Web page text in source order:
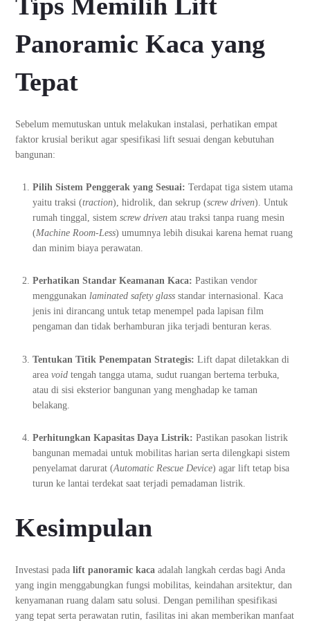
Panoramic Kaca yang
Tepat
Sebelum memutuskan untuk melakukan instalasi, perhatikan empat
faktor krusial berikut agar spesifikasi lift sesuai dengan kebutuhan
bangunan:
Pilih Sistem Penggerak yang Sesuai: Terdapat tiga sistem utama
yaitu traksi (traction), hidrolik, dan sekrup (screw driven). Untuk
rumah tinggal, sistemscrew driven atau traksi tanpa ruang mesin
(Machine Room-Less) umumnya lebih disukai karena hemat ruang
dan minim biaya perawatan.
Perhatikan Standar Keamanan Kaca: Pastikan vendor
menggunakanlaminated safety glass standar internasional. Kaca
jenis ini dirancang untuk tetap menempel pada lapisan film
pengaman dan tidak berhamburan jika terjadi benturan keras.
Tentukan Titik Penempatan Strategis: Lift dapat diletakkan di
areavoid tengah tangga utama, sudut ruangan bertema terbuka,
atau di sisi eksterior bangunan yang menghadap ke taman
belakang.
Perhitungkan Kapasitas Daya Listrik: Pastikan pasokan listrik
bangunan memadai untuk mobilitas harian serta dilengkapi sistem
penyelamat darurat (Automatic Rescue Device) agar lift tetap bisa
turun ke lantai terdekat saat terjadi pemadaman listrik.
Kesimpulan
Investasi padalift panoramic kaca adalah langkah cerdas bagi Anda
yang ingin menggabungkan fungsi mobilitas, keindahan arsitektur, dan
kenyamanan ruang dalam satu solusi. Dengan pemilihan spesifikasi
yang tepat serta perawatan rutin, fasilitas ini akan memberikan manfaat